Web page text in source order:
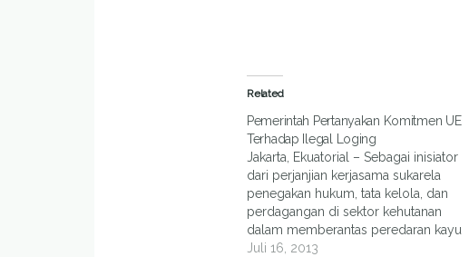
Related
Pemerintah Pertanyakan Komitmen UE
Terhadap Ilegal Loging
Jakarta, Ekuatorial – Sebagai inisiator
dari perjanjian kerjasama sukarela
penegakan hukum, tata kelola, dan
perdagangan di sektor kehutanan
dalam memberantas peredaran kayu
illegal, komitmen Uni Eropa – UE
Juli 16, 2013